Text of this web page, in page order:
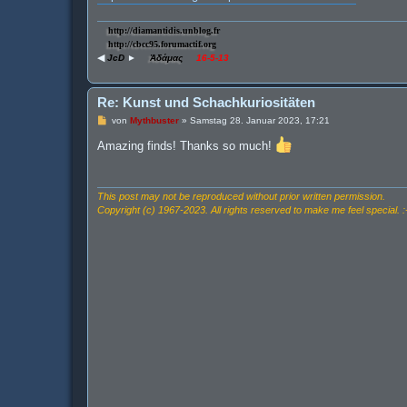
http://diamantidis.unblog.fr
http://cbcc95.forumactif.org
◀JcD ► Ἀδάμας 16-5-13
Re: Kunst und Schachkuriositäten
B
t
von Mythbuster» Samstag 28. Januar 2023, 17:21
Amazing finds! Thanks so much!
This post may not be reproduced without prior written permission.
Copyright (c) 1967-2023. All rights reserved to make me feel special.